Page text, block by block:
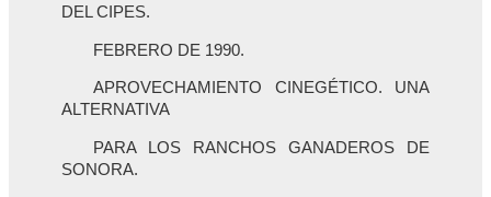
DEL CIPES.
FEBRERO DE 1990.
APROVECHAMIENTO CINEGÉTICO. UNA
ALTERNATIVA
PARA LOS RANCHOS GANADEROS DE
SONORA.